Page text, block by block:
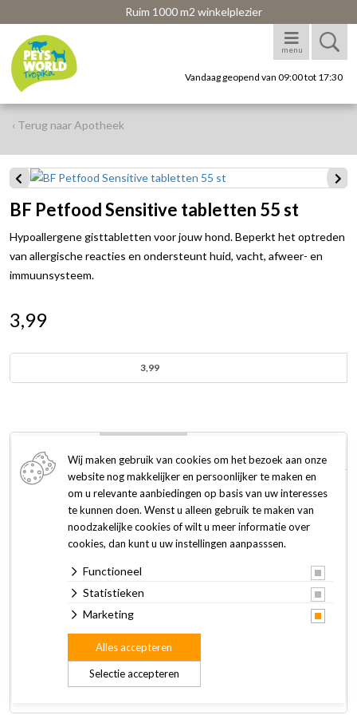
Ruim 1000 m2 winkelplezier
menu
Vandaag geopend van 09:00 tot 17:30
‹ Terug naar Apotheek
BF Petfood Sensitive tabletten 55 st
Hypoallergene gisttabletten voor jouw hond. Beperkt het optreden
van allergische reacties en ondersteunt huid, vacht, afweer- en
immuunsysteem.
3,99
3,99
Omschrijving
BF Petfood sensitive (hypoallergene) gisttabletten voor de
hond, met gezonde aminozuren, vitaminen (A, B, D en E) en
mineralen bevatten smakelijke en gezonde grondstoffen.
Beperkt het optreden van allergische reacties. Ondersteunt
huid, vacht, afweer- en immuunsysteem. Voor alle
hondenrassen.
• beperkt het optreden van allergische reacties
• ondersteunt huid, vacht en afweer- en immuunsysteem
• voor alle hondenrassen en alle leeftijden.
Wij maken gebruik van cookies om het bezoek aan onze
website nog makkelijker en persoonlijker te maken en
om u relevante aanbiedingen op basis van uw interesses
te kunnen doen. Wenst u alleen gebruik te maken van
noodzakelijke cookies of wilt u meer informatie over
cookies, dan kunt u uw instellingen aanpasssen.
Functioneel
Statistieken
Marketing
Selectie accepteren
Alles accepteren